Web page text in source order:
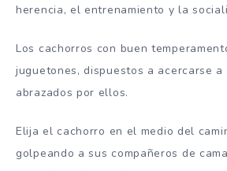
herencia, el entrenamiento y la
Los cachorros con buen
juguetones, dispuestos a acercarse
abrazados por ellos.
Elija el cachorro en el medio del
golpeando a sus compañeros de